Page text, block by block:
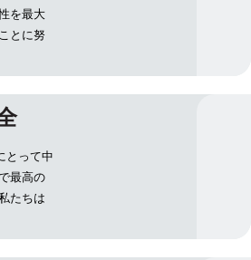
を最大
とに努
とって中
最高の
たちは